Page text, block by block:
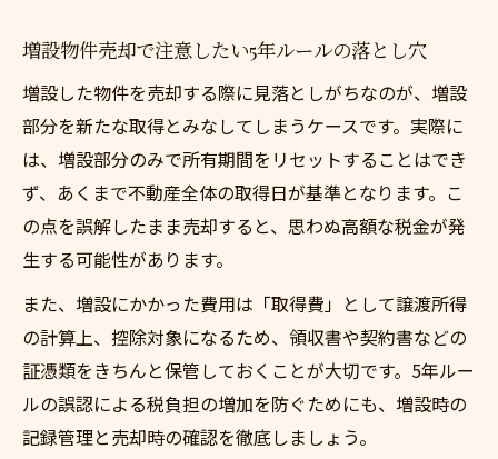
増設物件売却で注意したい5年ルールの落とし穴
増設した物件を売却する際に見落としがちなのが、増設
部分を新たな取得とみなしてしまうケースです。実際に
は、増設部分のみで所有期間をリセットすることはでき
ず、あくまで不動産全体の取得日が基準となります。こ
の点を誤解したまま売却すると、思わぬ高額な税金が発
生する可能性があります。
また、増設にかかった費用は「取得費」として譲渡所得
の計算上、控除対象になるため、領収書や契約書などの
証憑類をきちんと保管しておくことが大切です。5年ルー
ルの誤認による税負担の増加を防ぐためにも、増設時の
記録管理と売却時の確認を徹底しましょう。